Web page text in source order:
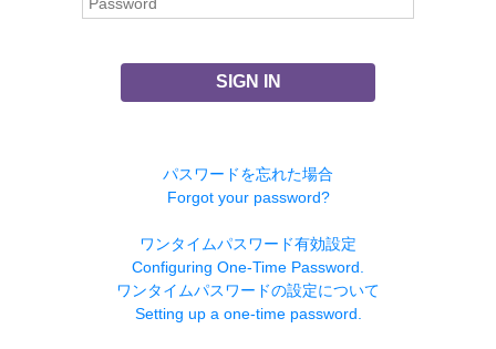
SIGN IN
パスワードを忘れた場合
Forgot your password?
ワンタイムパスワード有効設定
Configuring One-Time Password.
ワンタイムパスワードの設定について
Setting up a one-time password.